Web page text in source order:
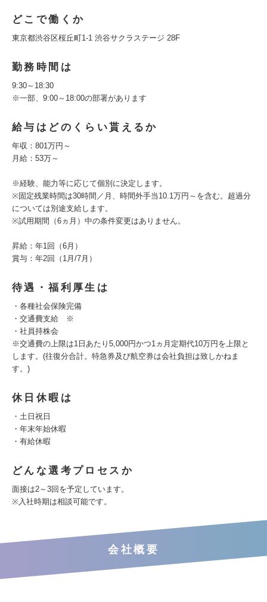
どこで働くか
東京都渋谷区桜丘町1-1 渋谷サクラステージ 28F
勤務時間は
9:30～18:30
※一部、9:00～18:00の部署があります
給与はどのくらい貰えるか
年収：801万円～
月給：53万～
※経験、能力等に応じて個別に決定します。
※固定残業時間は30時間／月、時間外手当10.1万円～を含む。超過分
については別途支給します。
※試用期間（6ヵ月）中の条件変更はありません。
昇給：年1回（6月）
賞与：年2回（1月/7月）
待遇・福利厚生は
・各種社会保険完備
・交通費支給 ※
・社員持株会
※交通費の上限は1日あたり5,000円かつ1ヵ月定期代10万円を上限と
します。(往復分合計。特急券及び航空券は会社負担は致しかねま
す。)
休日休暇は
・土日祝日
・年末年始休暇
・有給休暇
どんな選考プロセスか
面接は2～3回を予定しています。
※入社時期は相談可能です。
会社概要